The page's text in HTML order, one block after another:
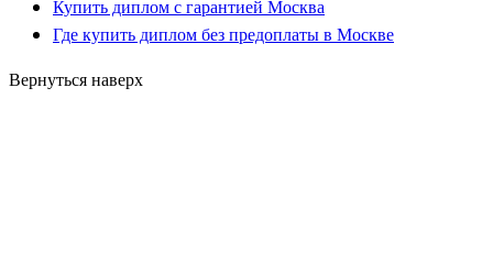
Купить диплом с гарантией Москва
Где купить диплом без предоплаты в Москве
Вернуться наверх